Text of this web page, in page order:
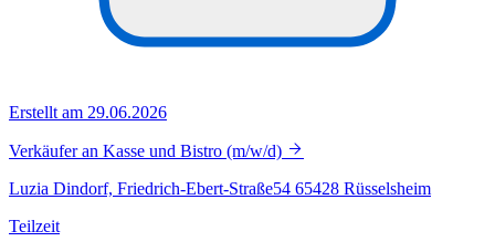
Erstellt am 29.06.2026
Verkäufer an Kasse und Bistro (m/w/d)
Luzia Dindorf, Friedrich-Ebert-Straße54 65428 Rüsselsheim
Teilzeit